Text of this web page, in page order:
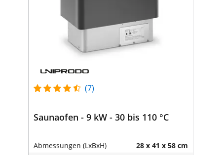
(7)
Saunaofen - 9 kW - 30 bis 110 °C
Abmessungen (LxBxH) 28 x 41 x 58 cm